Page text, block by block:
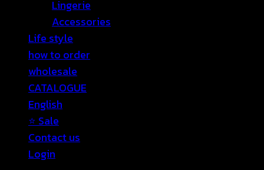
Lingerie
Accessories
Life style
how to order
wholesale
CATALOGUE
English
⭐ Sale
Contact us
Login